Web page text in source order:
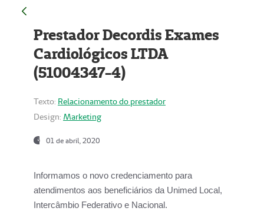
Prestador Decordis Exames
Cardiológicos LTDA
(51004347-4)
Texto: Relacionamento do prestador
Design: Marketing
01 de abril, 2020
Informamos o novo credenciamento para
atendimentos aos beneficiários da Unimed Local,
Intercâmbio Federativo e Nacional.